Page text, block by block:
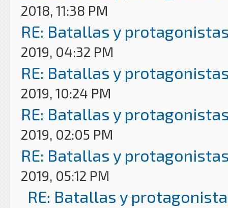
2018, 11:38 PM
RE: Batallas y
2019, 04:32 PM
RE: Batallas y
2019, 10:24 PM
RE: Batallas y
2019, 02:05 PM
RE: Batallas y
2019, 05:12 PM
RE: Batallas y